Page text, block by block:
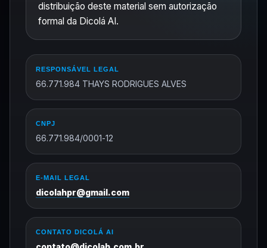
distribuição deste material sem autorização
formal da Dicolá AI.
RESPONSÁVEL LEGAL
66.771.984 THAYS RODRIGUES ALVES
CNPJ
66.771.984/0001-12
E-MAIL LEGAL
dicolahpr@gmail.com
CONTATO DICOLÁ AI